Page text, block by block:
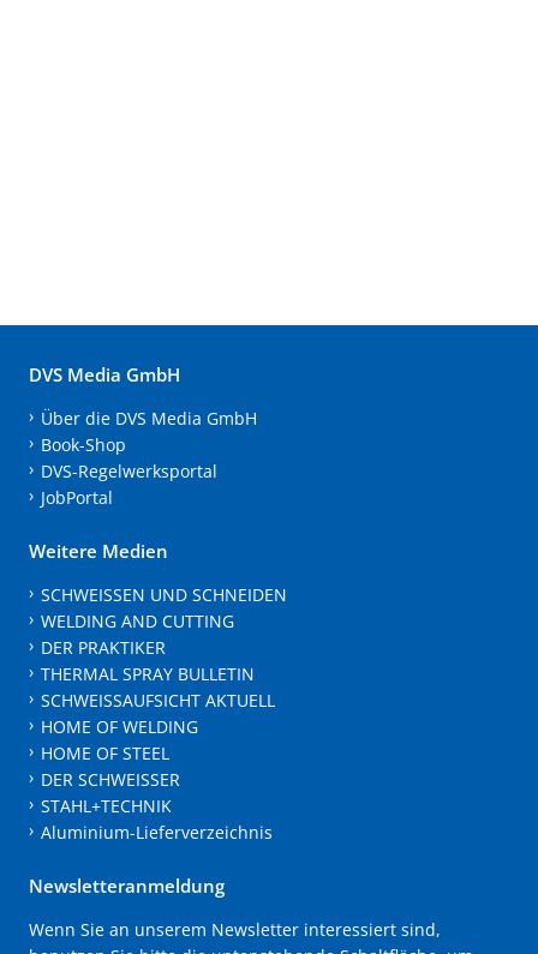
DVS Media GmbH
Über die DVS Media GmbH
Book-Shop
DVS-Regelwerksportal
JobPortal
Weitere Medien
SCHWEISSEN UND SCHNEIDEN
WELDING AND CUTTING
DER PRAKTIKER
THERMAL SPRAY BULLETIN
SCHWEISSAUFSICHT AKTUELL
HOME OF WELDING
HOME OF STEEL
DER SCHWEISSER
STAHL+TECHNIK
Aluminium-Lieferverzeichnis
Newsletteranmeldung
Wenn Sie an unserem Newsletter interessiert sind,